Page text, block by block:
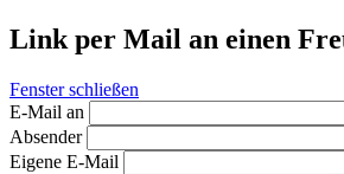
Link per Mail an einen
Fenster schließen
E-Mail an
Absender
Eigene E-Mail